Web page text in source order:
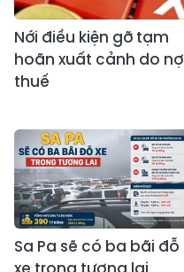
Nới điều kiện gỡ tạm
hoãn xuất cảnh do nợ
thuế
Sa Pa sẽ có ba bãi đỗ